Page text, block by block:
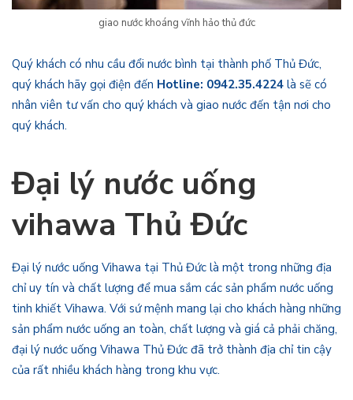
giao nước khoáng vĩnh hảo thủ đức
Quý khách có nhu cầu đổi nước bình tại thành phố Thủ Đức,
quý khách hãy gọi điện đến Hotline: 0942.35.4224 là sẽ có
nhân viên tư vấn cho quý khách và giao nước đến tận nơi cho
quý khách.
Đại lý nước uống
vihawa Thủ Đức
Đại lý nước uống Vihawa tại Thủ Đức là một trong những địa
chỉ uy tín và chất lượng để mua sắm các sản phẩm nước uống
tinh khiết Vihawa. Với sứ mệnh mang lại cho khách hàng những
sản phẩm nước uống an toàn, chất lượng và giá cả phải chăng,
đại lý nước uống Vihawa Thủ Đức đã trở thành địa chỉ tin cậy
của rất nhiều khách hàng trong khu vực.